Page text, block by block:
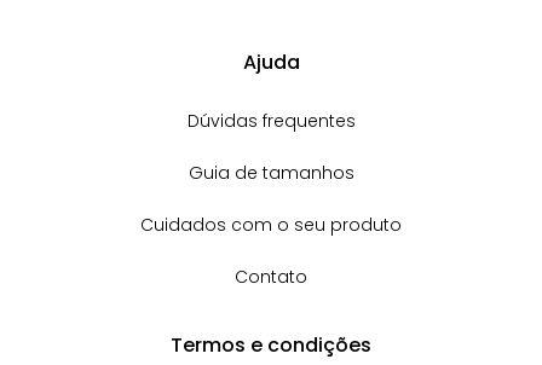
Ajuda
Dúvidas frequentes
Guia de tamanhos
Cuidados com o seu produto
Contato
Termos e condições